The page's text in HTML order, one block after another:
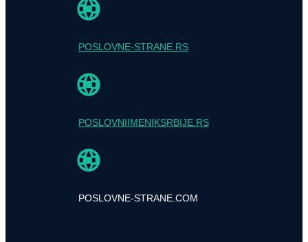
POSLOVNE-STRANE.RS
POSLOVNIIMENIKSRBIJE.RS
POSLOVNE-STRANE.COM